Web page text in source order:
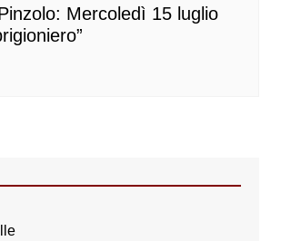
Mercoledì 15 luglio